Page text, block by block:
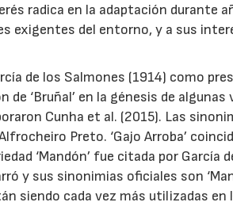
radica en la adaptación durante
exigentes del entorno, y a sus
de los Salmones (1914) como
‘Bruñal’ en la génesis de
Cunha et al. (2015). Las
Preto. ‘Gajo Arroba’
‘Mandón’ fue citada por García
y sus sinonimias oficiales son
siendo cada vez más utilizadas
22/07/2026